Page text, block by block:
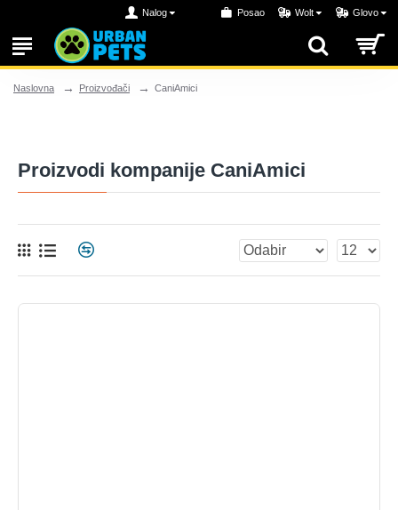
Nalog Posao Wolt Glovo
Naslovna Proizvođači CaniAmici
Proizvodi kompanije CaniAmici